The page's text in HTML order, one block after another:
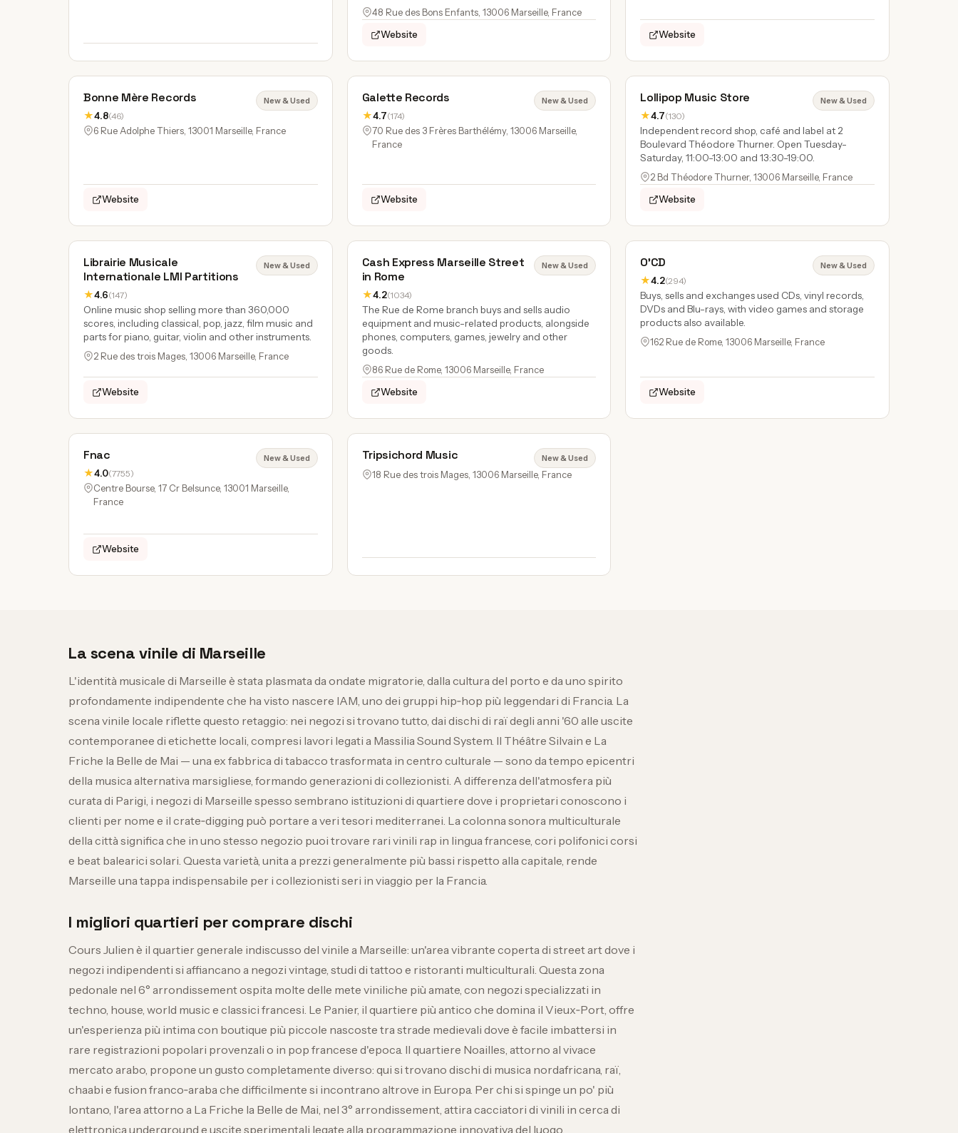
48 Rue des Bons Enfants, 13006 Marseille, France
Website
Website
Bonne Mère Records
★4.8(46)
New & Used
6 Rue Adolphe Thiers, 13001 Marseille, France
Website
Galette Records
★4.7(174)
New & Used
70 Rue des 3 Frères Barthélémy, 13006 Marseille,
France
Website
Lollipop Music Store
★4.7(130)
New & Used
Independent record shop, café and label at 2
Boulevard Théodore Thurner. Open Tuesday-
Saturday, 11:00-13:00 and 13:30-19:00.
2 Bd Théodore Thurner, 13006 Marseille, France
Website
Librairie Musicale
Internationale LMI Partitions
★4.6(147)
New & Used
Online music shop selling more than 360,000
scores, including classical, pop, jazz, film music and
parts for piano, guitar, violin and other instruments.
2 Rue des trois Mages, 13006 Marseille, France
Website
Cash Express Marseille Street
in Rome
★4.2(1034)
New & Used
The Rue de Rome branch buys and sells audio
equipment and music-related products, alongside
phones, computers, games, jewelry and other
goods.
86 Rue de Rome, 13006 Marseille, France
Website
O'CD
★4.2(294)
New & Used
Buys, sells and exchanges used CDs, vinyl records,
DVDs and Blu-rays, with video games and storage
products also available.
162 Rue de Rome, 13006 Marseille, France
Website
Fnac
★4.0(7755)
New & Used
Centre Bourse, 17 Cr Belsunce, 13001 Marseille,
France
Website
Tripsichord Music New & Used
18 Rue des trois Mages, 13006 Marseille, France
La scena vinile di Marseille
L'identità musicale di Marseille è stata plasmata da ondate migratorie, dalla cultura del porto e da uno spirito
profondamente indipendente che ha visto nascere IAM, uno dei gruppi hip‑hop più leggendari di Francia. La
scena vinile locale riflette questo retaggio: nei negozi si trovano tutto, dai dischi di raï degli anni '60 alle uscite
contemporanee di etichette locali, compresi lavori legati a Massilia Sound System. Il Théâtre Silvain e La
Friche la Belle de Mai — una ex fabbrica di tabacco trasformata in centro culturale — sono da tempo epicentri
della musica alternativa marsigliese, formando generazioni di collezionisti. A differenza dell'atmosfera più
curata di Parigi, i negozi di Marseille spesso sembrano istituzioni di quartiere dove i proprietari conoscono i
clienti per nome e il crate‑digging può portare a veri tesori mediterranei. La colonna sonora multiculturale
della città significa che in uno stesso negozio puoi trovare rari vinili rap in lingua francese, cori polifonici corsi
e beat balearici solari. Questa varietà, unita a prezzi generalmente più bassi rispetto alla capitale, rende
Marseille una tappa indispensabile per i collezionisti seri in viaggio per la Francia.
I migliori quartieri per comprare dischi
Cours Julien è il quartier generale indiscusso del vinile a Marseille: un'area vibrante coperta di street art dove i
negozi indipendenti si affiancano a negozi vintage, studi di tattoo e ristoranti multiculturali. Questa zona
pedonale nel 6° arrondissement ospita molte delle mete viniliche più amate, con negozi specializzati in
techno, house, world music e classici francesi. Le Panier, il quartiere più antico che domina il Vieux‑Port, offre
un'esperienza più intima con boutique più piccole nascoste tra strade medievali dove è facile imbattersi in
rare registrazioni popolari provenzali o in pop francese d'epoca. Il quartiere Noailles, attorno al vivace
mercato arabo, propone un gusto completamente diverso: qui si trovano dischi di musica nordafricana, raï,
chaabi e fusion franco‑araba che difficilmente si incontrano altrove in Europa. Per chi si spinge un po' più
lontano, l'area attorno a La Friche la Belle de Mai, nel 3° arrondissement, attira cacciatori di vinili in cerca di
elettronica underground e uscite sperimentali legate alla programmazione innovativa del luogo.